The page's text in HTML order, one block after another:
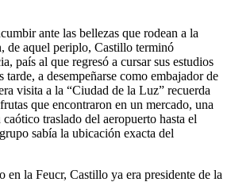
ante las bellezas que rodean a la
de aquel periplo, Castillo terminó
país al que regresó a cursar sus estudios
tarde, a desempeñarse como embajador de
visita a la “Ciudad de la Luz” recuerda
que encontraron en un mercado, una
traslado del aeropuerto hasta el
sabía la ubicación exacta del
en la Feucr, Castillo ya era presidente de la